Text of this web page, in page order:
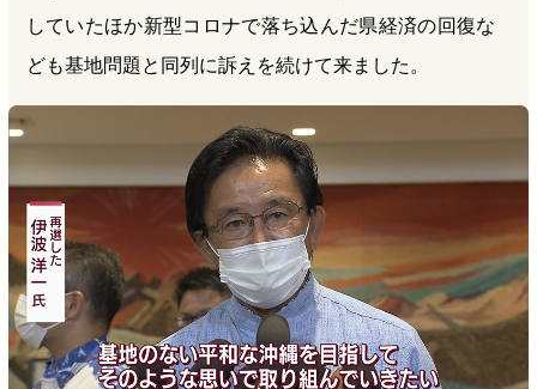
していたほか新型コロナで落ち込んだ県経済の回復な
ども基地問題と同列に訴えを続けて来ました。